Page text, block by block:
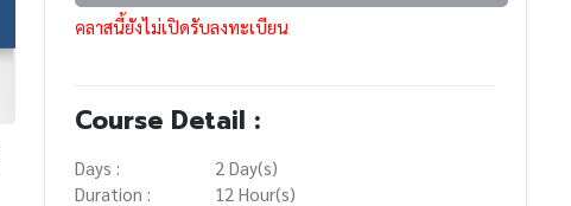
คลาสนี้ยังไม่เปิดรับลงทะเบียน
Course Detail :
Days :
2 Day(s)
Duration :
12 Hour(s)